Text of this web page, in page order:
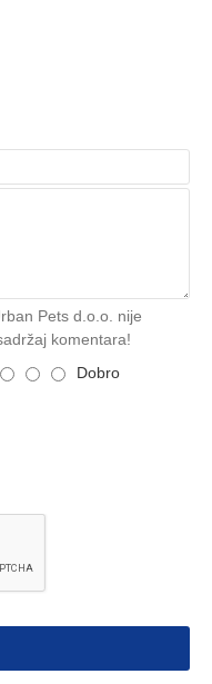
Pets d.o.o. nije
komentara!
Dobro